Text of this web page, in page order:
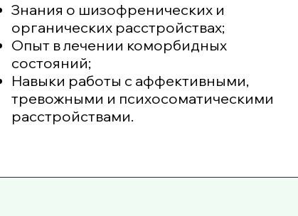
Знания о шизофренических и
органических расстройствах;
Опыт в лечении коморбидных
состояний;
Навыки работы с аффективными,
тревожными и психосоматическими
расстройствами.